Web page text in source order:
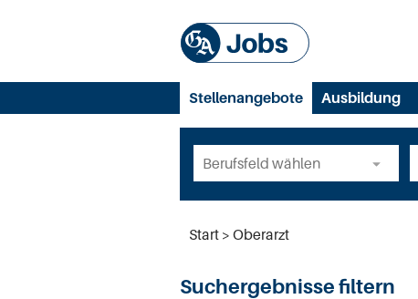
Stellenangebote Ausbildung
Start Oberarzt
Suchergebnisse filtern